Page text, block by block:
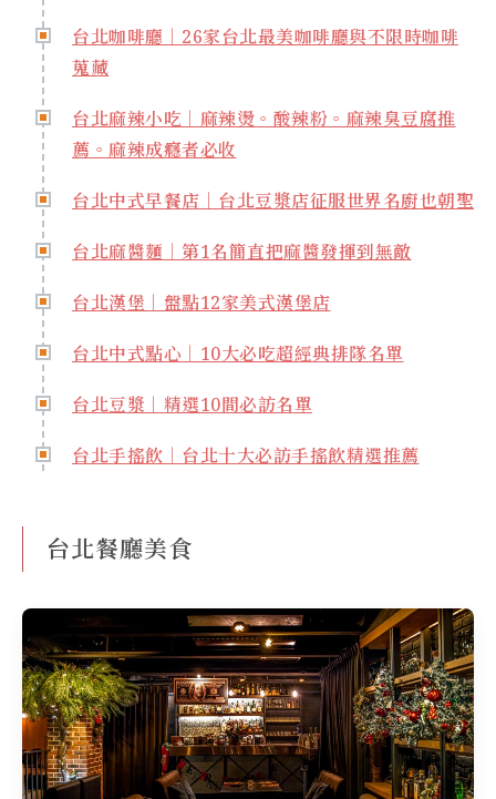
台北咖啡廳｜26家台北最美咖啡廳與不限時咖啡
蒐藏
台北麻辣小吃｜麻辣燙。酸辣粉。麻辣臭豆腐推
薦。麻辣成癮者必收
台北中式早餐店｜台北豆漿店征服世界名廚也朝聖
台北麻醬麵｜第1名簡直把麻醬發揮到無敵
台北漢堡｜盤點12家美式漢堡店
台北中式點心｜10大必吃超經典排隊名單
台北豆漿｜精選10間必訪名單
台北手搖飲｜台北十大必訪手搖飲精選推薦
台北餐廳美食